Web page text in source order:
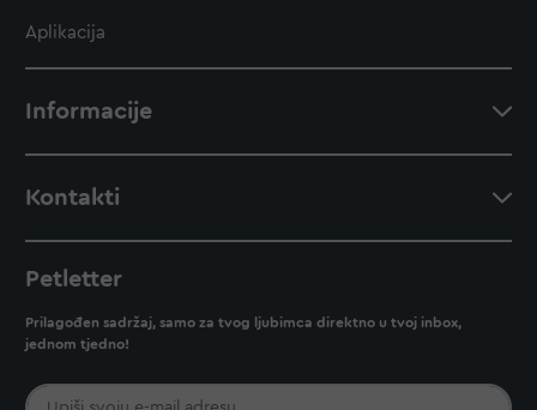
Aplikacija
Informacije
Kontakti
Petletter
Prilagođen sadržaj, samo za tvog ljubimca direktno u tvoj inbox,
jednom tjedno!